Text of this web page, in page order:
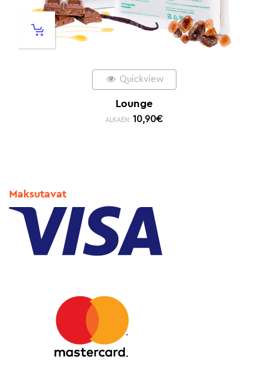
Quickview
Lounge
ALKAEN: 10,90€
Maksutavat